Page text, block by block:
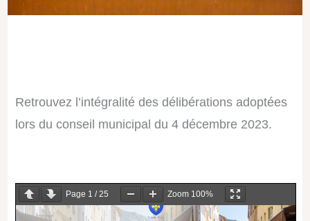
Retrouvez l’intégralité des délibérations adoptées
lors du conseil municipal du 4 décembre 2023.
Page 1 /25 Zoom 100%